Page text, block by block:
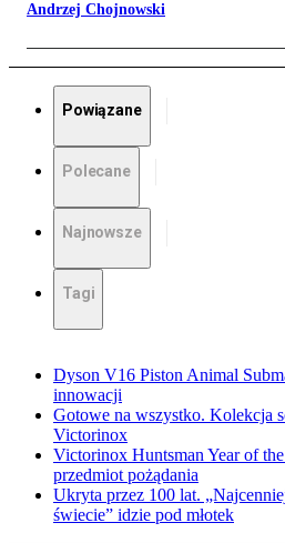
Andrzej Chojnowski
Powiązane
Polecane
Najnowsze
Tagi
Dyson V16 Piston Animal
innowacji
Gotowe na wszystko. Kolekcja
Victorinox
Victorinox Huntsman Year of
przedmiot pożądania
Ukryta przez 100 lat.
świecie” idzie pod młotek